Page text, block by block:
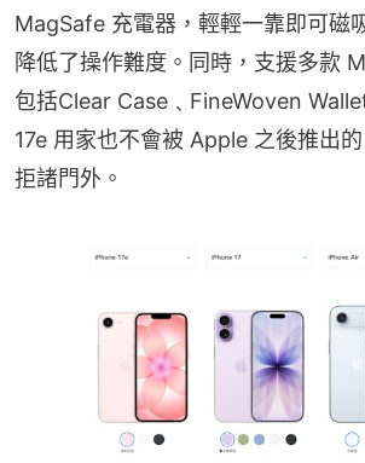
MagSafe 充電器，輕輕一靠即可磁
降低了操作難度。同時，支援多款
包括Clear Case﹑FineWoven
17e 用家也不會被 Apple 之後推出
拒諸門外。